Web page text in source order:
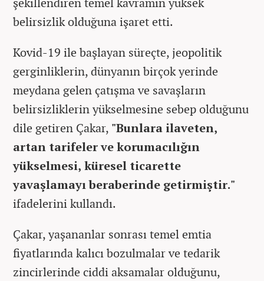
belirsizlik olduğuna işaret etti.
Kovid-19 ile başlayan süreçte, jeopolitik
gerginliklerin, dünyanın birçok yerinde
meydana gelen çatışma ve savaşların
belirsizliklerin yükselmesine sebep olduğunu
dile getiren Çakar, "Bunlara ilaveten,
artan tarifeler ve korumacılığın
yükselmesi, küresel ticarette
yavaşlamayı beraberinde getirmiştir."
ifadelerini kullandı.
Çakar, yaşananlar sonrası temel emtia
fiyatlarında kalıcı bozulmalar ve tedarik
zincirlerinde ciddi aksamalar olduğunu,